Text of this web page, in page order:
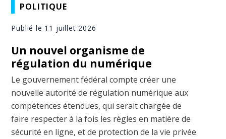
POLITIQUE
Publié le 11 juillet 2026
Un nouvel organisme de
régulation du numérique
Le gouvernement fédéral compte créer une
nouvelle autorité de régulation numérique aux
compétences étendues, qui serait chargée de
faire respecter à la fois les règles en matière de
sécurité en ligne, et de protection de la vie privée.